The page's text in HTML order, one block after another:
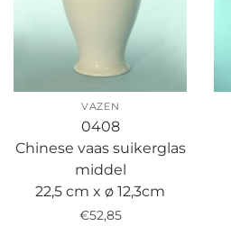
VAZEN
0408
Chinese vaas suikerglas
middel
22,5 cm x ø 12,3cm
€52,85